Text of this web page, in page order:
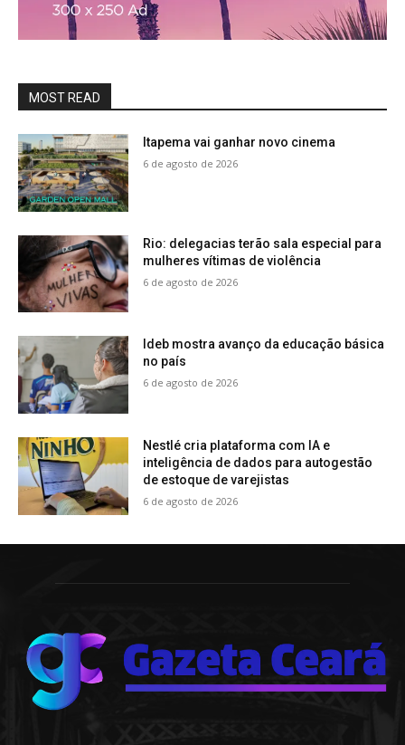
MOST READ
Itapema vai ganhar novo cinema
6 de agosto de 2026
Rio: delegacias terão sala especial para
mulheres vítimas de violência
6 de agosto de 2026
Ideb mostra avanço da educação básica
no país
6 de agosto de 2026
Nestlé cria plataforma com IA e
inteligência de dados para autogestão
de estoque de varejistas
6 de agosto de 2026